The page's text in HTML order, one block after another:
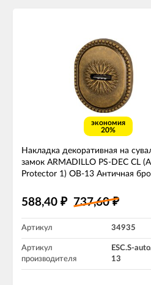
экономия
20%
Накладка декоративная на
замок ARMADILLO PS-DEC CL
Protector 1) OB-13 Античная
588,40 ₽ 737,60₽
Артикул 34935
Артикул
производителя
ESC.S-
13